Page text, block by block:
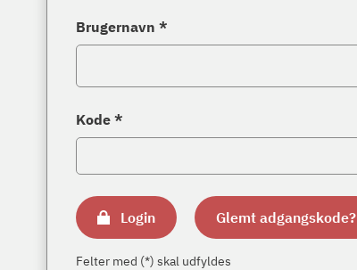
Brugernavn *
Kode *
Login Glemt adgangskode?
Felter med (*) skal udfyldes